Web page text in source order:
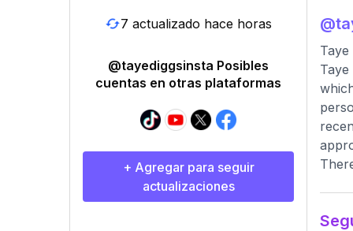
7 actualizado hace horas
@tayediggsinsta Posibles
cuentas en otras plataformas
+ Agregar para seguir
actualizaciones
@